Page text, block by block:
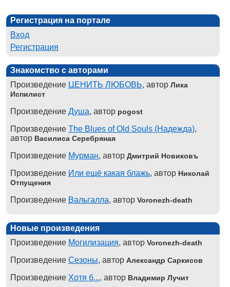
Регистрация на портале
Вход
Регистрация
Знакомство с авторами
Произведение ЦЕНИТЬ ЛЮБОВЬ, автор Лика
Испилист
Произведение Душа, автор pogost
Произведение The Blues of Old Souls (Надежда),
автор Василиса Серебряная
Произведение Мурман, автор Дмитрий Новиковъ
Произведение Или ещё какая блажь, автор Николай
Отпущения
Произведение Вальгалла, автор Voronezh-death
Новые произведения
Произведение Могилизация, автор Voronezh-death
Произведение Сезоны, автор Александр Саркисов
Произведение Хотя б..., автор Владимир Лучит